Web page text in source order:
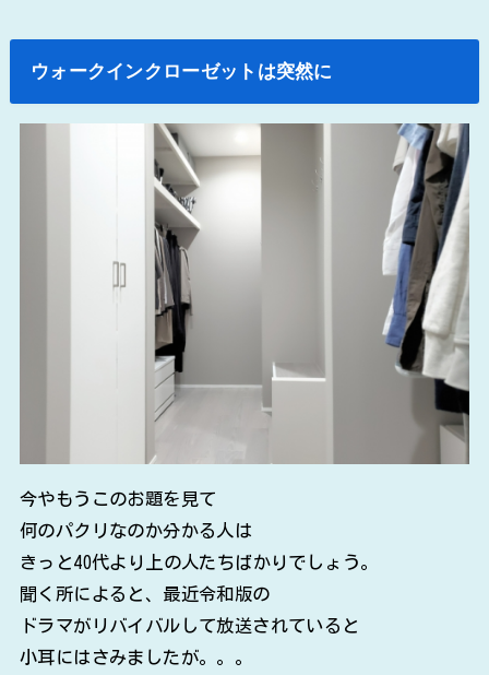
ウォークインクローゼットは突然に
今やもうこのお題を見て
何のパクリなのか分かる人は
きっと40代より上の人たちばかりでしょう。
聞く所によると、最近令和版の
ドラマがリバイバルして放送されていると
小耳にはさみましたが。。。